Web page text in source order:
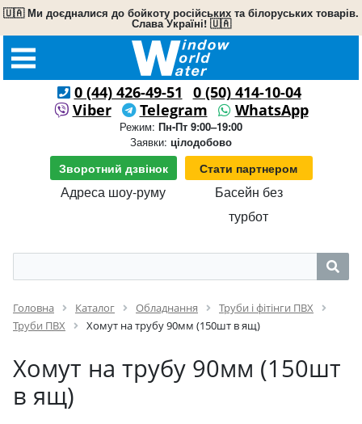
🇺🇦 Ми доєдналися до бойкоту російських та білоруських товарів.
Слава Україні! 🇺🇦
0 (44) 426-49-51
0 (50) 414-10-04
Viber
Telegram WhatsApp
Режим: Пн-Пт 9:00–19:00
Заявки: цілодобово
Зворотний дзвінок Стати партнером
Адреса шоу-руму
Басейн без
турбот
Головна Каталог Обладнання
Труби і фітінги ПВХ
Труби ПВХ
Хомут на трубу 90мм (150шт в ящ)
Хомут на трубу 90мм (150шт
в ящ)